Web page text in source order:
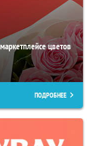
цветов
ПОДРОБНЕЕ